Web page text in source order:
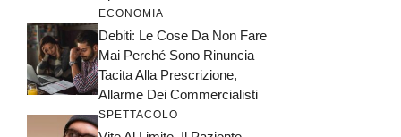
ECONOMIA
Debiti: Le Cose Da Non Fare
Mai Perché Sono Rinuncia
Tacita Alla Prescrizione,
Allarme Dei Commercialisti
SPETTACOLO